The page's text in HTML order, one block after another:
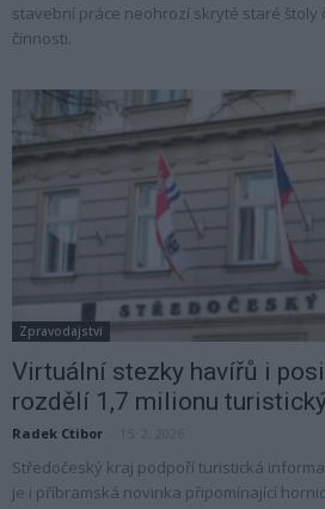
stavební práce neohrozí skryté staré štoly
činnosti.
Zpravodajství
Virtuální stezky havířů i
rozdělí 1,7 milionu
Radek Ctibor
Středočeský kraj podpoří turistická
je i příbramská novinka připomínající